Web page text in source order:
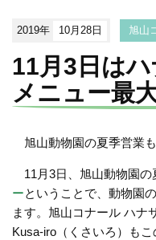
2019年 10月28日 旭山
11月3日は
メニュー最
旭山動物園の夏季営業も
11月3日、旭山動物園の
ーということで、動物園
ます。旭山コナール ハナ
Kusa-iro（くさいろ）もこ